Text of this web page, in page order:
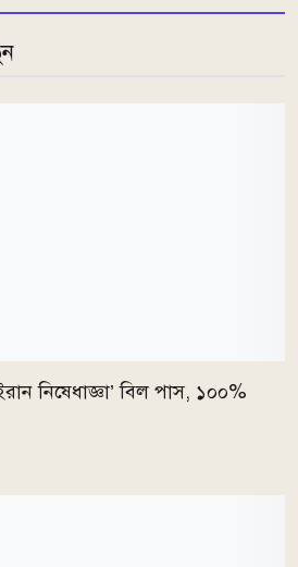
নিষেধাজ্ঞা’ বিল পাস, ১০০%